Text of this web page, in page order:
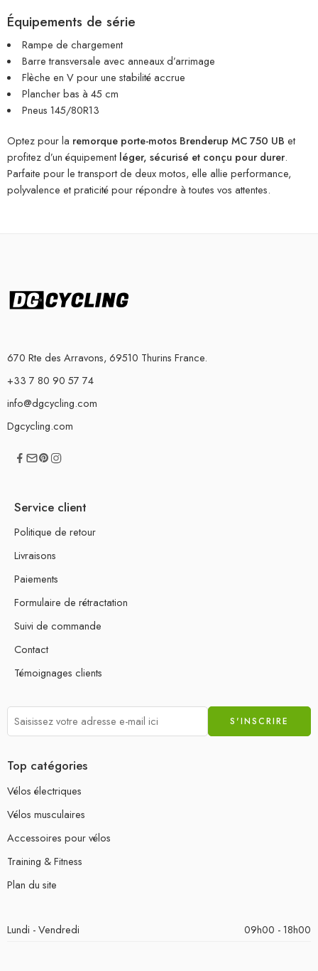
Équipements de série
Rampe de chargement
Barre transversale avec anneaux d’arrimage
Flèche en V pour une stabilité accrue
Plancher bas à 45 cm
Pneus 145/80R13
Optez pour la remorque porte-motos Brenderup MC 750 UB et
profitez d’un équipement léger, sécurisé et conçu pour durer.
Parfaite pour le transport de deux motos, elle allie performance,
polyvalence et praticité pour répondre à toutes vos attentes.
670 Rte des Arravons, 69510 Thurins France.
+33 7 80 90 57 74
info@dgcycling.com
Dgcycling.com
Service client
Politique de retour
Livraisons
Paiements
Formulaire de rétractation
Suivi de commande
Contact
Témoignages clients
Top catégories
Vélos électriques
Vélos musculaires
Accessoires pour vélos
Training & Fitness
Plan du site
Lundi - Vendredi 09h00 - 18h00